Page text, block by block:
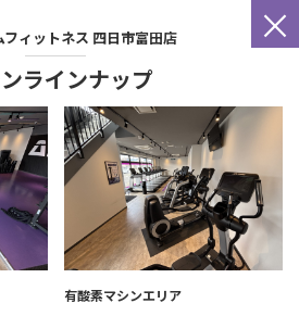
×
ィットネス 四日市富田店
ラインナップ
有酸素マシンエリア